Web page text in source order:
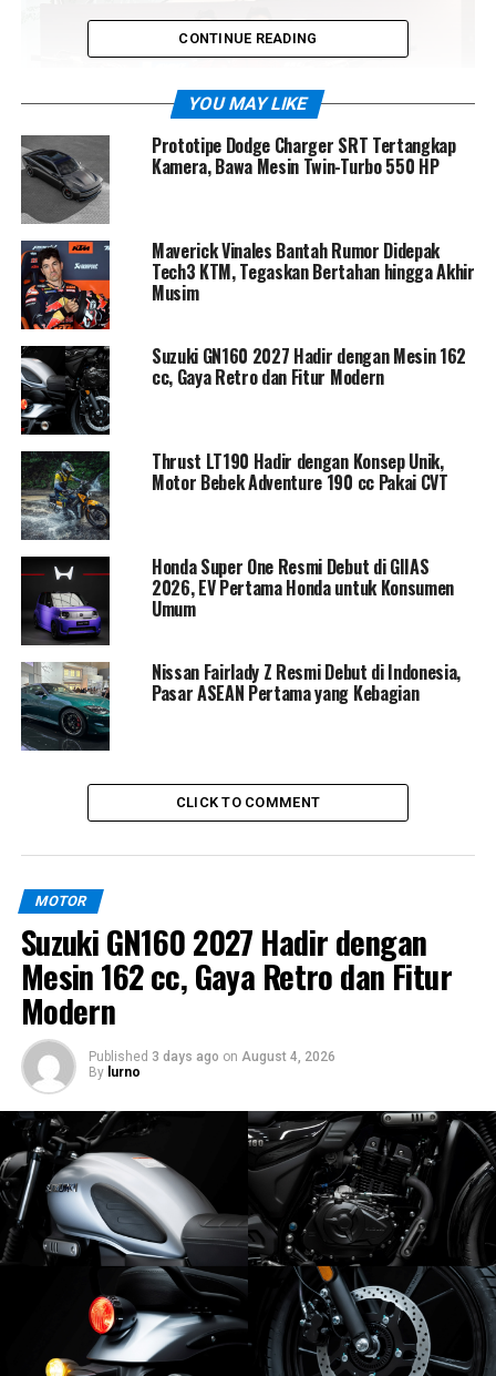
Untuk urusan lintasan, Ducati MX Team Indonesia
menurunkan duet pembalap terbaik Tanah Air,Diva
Ismayanadan
memiliki karakter balap agresif, konsisten, dan sarat
pengalaman, menjadikan mereka kombinasi ideal untuk
mengawal misi Ducati di berbagai ajang bergengsi.
Sebagai senjata utama, tim ini mengandalkan
Desmo450 MX
, motor motocross terbaru yang
membawa DNA balap khas Bologna. Pada musim 2026,
Desmo450 MX versi Factory
Kejuaraan Nasional dan Kejuaraan Daerah, sementara
Desmo450 MX versi standardiproyeksikan tampil di
ajang internasional, termasuk kompetisi motocross di
Thailand.
Kehadiran Ducati MX Team Indonesia menjadi sinyal
kuat bahwa pabrikan Italia tersebut tak hanya datang
untuk berpartisipasi, tetapi siap bersaing dan
menorehkan prestasi. Musim 2026 pun dipastikan akan
menjadi panggung baru yang penuh gairah bagi Ducati
di dunia motocross Asia.
RELATED TOPICS:
DUCATI DESMO450 MX
MEDIA OTOMOTIF INDONESIA
NGASPAL TV RACE
UP NEXT
Yamaha TMAX Resmi Hadir Lagi di Indonesia, Skutik
Premium Ikonik dengan Harga Rp455 Juta
DON'T MISS
Resmi! M. Syauqi Deal ke No Limit Racing Team, Siap
Guncang Event Nasional 2026
CONTINUE READING
YOU MAY LIKE
Prototipe Dodge Charger SRT Tertangkap
Kamera, Bawa Mesin Twin-Turbo 550 HP
Maverick Vinales Bantah Rumor Didepak
Tech3 KTM, Tegaskan Bertahan hingga Akhir
Musim
Suzuki GN160 2027 Hadir dengan Mesin 162
cc, Gaya Retro dan Fitur Modern
Thrust LT190 Hadir dengan Konsep Unik,
Motor Bebek Adventure 190 cc Pakai CVT
Honda Super One Resmi Debut di GIIAS
2026, EV Pertama Honda untuk Konsumen
Umum
Nissan Fairlady Z Resmi Debut di Indonesia,
Pasar ASEAN Pertama yang Kebagian
CLICK TO COMMENT
MOTOR
Suzuki GN160 2027 Hadir dengan
Mesin 162 cc, Gaya Retro dan Fitur
Modern
Published 3 days ago on August 4, 2026
By lurno